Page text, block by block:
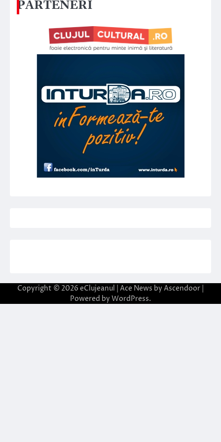
PARTENERI
Copyright © 2026 eClujeanul | Ace News by Ascendoor
Powered by WordPress.